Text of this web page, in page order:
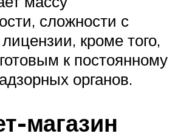
сложности с
кроме того,
к постоянному
органов.
магазин